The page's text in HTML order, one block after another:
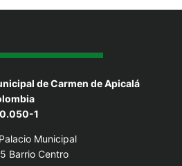
de Carmen de Apicalá
1
Palacio Municipal
Barrio Centro